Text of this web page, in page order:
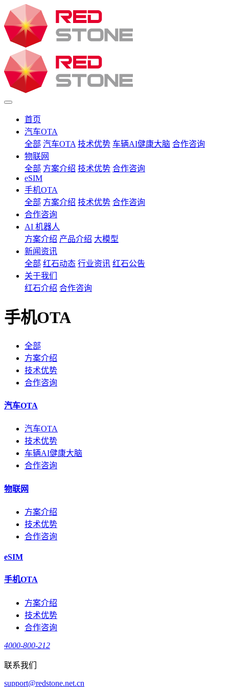
首页
汽车OTA
全部 汽车OTA 技术优势 车辆AI健康大脑 合作咨询
物联网
全部 方案介绍 技术优势 合作咨询
eSIM
手机OTA
全部 方案介绍 技术优势 合作咨询
合作咨询
AI 机器人
方案介绍 产品介绍 大模型
新闻资讯
全部 红石动态 行业资讯 红石公告
关于我们
红石介绍 合作咨询
手机OTA
全部
方案介绍
技术优势
合作咨询
汽车OTA
汽车OTA
技术优势
车辆AI健康大脑
合作咨询
物联网
方案介绍
技术优势
合作咨询
eSIM
手机OTA
方案介绍
技术优势
合作咨询
4000-800-212
联系我们
support@redstone.net.cn